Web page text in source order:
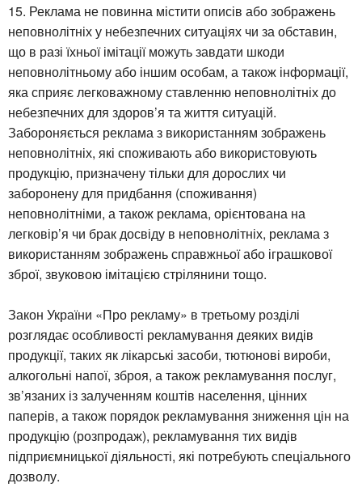
15. Реклама не повинна містити описів або зображень
неповнолітніх у небезпечних ситуаціях чи за обставин,
що в разі їхньої імітації можуть завдати шкоди
неповнолітньому або іншим особам, а також інформації,
яка сприяє легковажному ставленню неповнолітніх до
небезпечних для здоров’я та життя ситуацій.
Забороняється реклама з використанням зображень
неповнолітніх, які споживають або використовують
продукцію, призначену тільки для дорослих чи
заборонену для придбання (споживання)
неповнолітніми, а також реклама, орієнтована на
легковір’я чи брак досвіду в неповнолітніх, реклама з
використанням зображень справжньої або іграшкової
зброї, звуковою імітацією стрілянини тощо.
Закон України «Про рекламу» в третьому розділі
розглядає особливості рекламування деяких видів
продукції, таких як лікарські засоби, тютюнові вироби,
алкогольні напої, зброя, а також рекламування послуг,
зв’язаних із залученням коштів населення, цінних
паперів, а також порядок рекламування зниження цін на
продукцію (розпродаж), рекламування тих видів
підприємницької діяльності, які потребують спеціального
дозволу.